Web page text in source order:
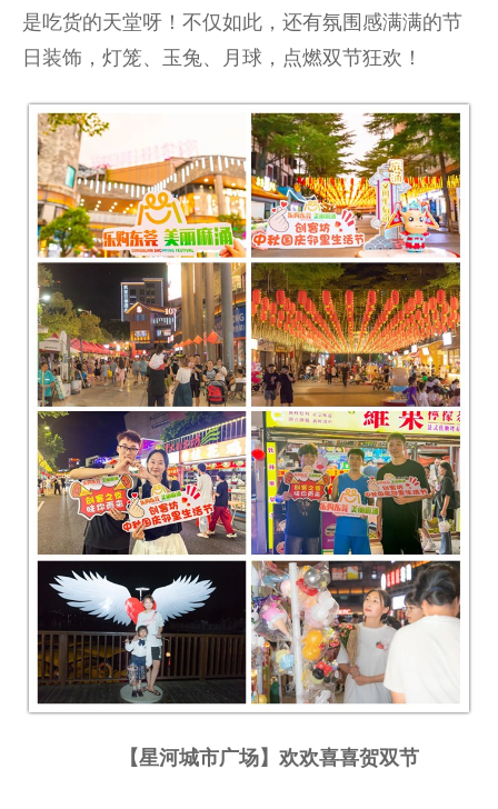
是吃货的天堂呀！不仅如此，还有氛围感满满的节
日装饰，灯笼、玉兔、月球，点燃双节狂欢！
【星河城市广场】欢欢喜喜贺双节